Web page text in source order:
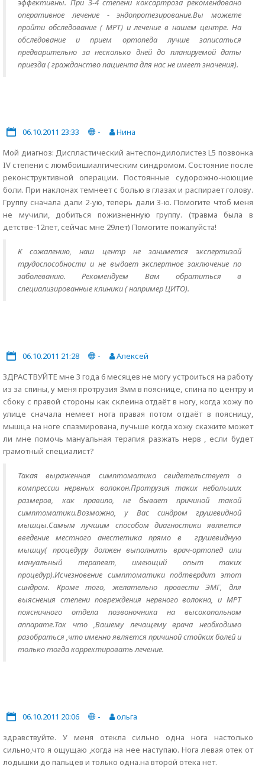
эффективны. При 3-4 степени коксартроза рекомендовано
оперативное лечение - эндопротезирование.Вы можете
пройти обследование ( МРТ) и лечение в нашем центре. На
обследование и прием ортопеда лучше записаться
предварительно за несколько дней до планируемой даты
приезда ( гражданство пациента для нас не имеет значения).
06.10.2011 23:33 -
Нина
Мой диагноз: Диспластический антеспондилолистез L5 позвонка
IV степени с люмбоишиалгическим синдромом. Состояние после
реконструктивной операции. Постоянные судорожно-ноющие
боли. При наклонах темнеет с болью в глазах и распирает голову.
Группу сначала дали 2-ую, теперь дали 3-ю. Помогите чтоб меня
не мучили, добиться пожизненную группу. (травма была в
детстве-12лет, сейчас мне 29лет) Помогите пожалуйста!
К сожалению, наш центр не занимется экспертизой
трудоспособности и не выдает экспертное заключение по
заболеванию. Рекомендуем Вам обратиться в
специализированные клиники ( например ЦИТО).
06.10.2011 21:28 -
Алексей
ЗДРАСТВУЙТЕ мне 3 года 6 месяцев не могу устроиться на работу
из за спины, у меня протрузия 3мм в пояснице, спина по центру и
сбоку с правой стороны как склеина отдаёт в ногу, когда хожу по
улице сначала немеет нога правая потом отдаёт в поясницу,
мышца на ноге спазмирована, лучьше когда хожу скажите может
ли мне помочь мануальная терапия разжать нерв , если будет
грамотный специалист?
Такая выраженная симптоматика свидетельствует о
компрессии нервных волокон.Протрузия таких небольших
размеров, как правило, не бывает причиной такой
симптоматики.Возможно, у Вас синдром грушевидной
мышцы.Самым лучшим способом диагностики является
введение местного анестетика прямо в грушевидную
мышцу( процедуру должен выполнить врач-ортопед или
мануальный терапевт, имеющий опыт таких
процедур).Исчезновение симптоматики подтвердит этот
синдром. Кроме того, желательно провести ЭМГ, для
выяснения степени повреждения нервного волокна, и МРТ
поясничного отдела позвоночника на высокопольном
аппарате.Так что ,Вашему лечащему врача необходимо
разобраться ,что именно является причиной стойких болей и
только тогда корректировать лечение.
06.10.2011 20:06 -
ольга
здравствуйте. У меня отекла сильно одна нога настолько
сильно,что я ощущаю ,когда на нее наступаю. Нога левая отек от
лодышки до пальцев и только одна.на второй отека нет.